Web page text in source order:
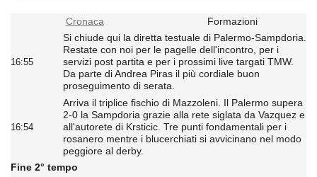
Cronaca Formazioni
16:55
Si chiude qui la diretta testuale di Palermo-Sampdoria.
Restate con noi per le pagelle dell'incontro, per i
servizi post partita e per i prossimi live targati TMW.
Da parte di Andrea Piras il più cordiale buon
proseguimento di serata.
16:54
Arriva il triplice fischio di Mazzoleni. Il Palermo supera
2-0 la Sampdoria grazie alla rete siglata da Vazquez e
all'autorete di Krsticic. Tre punti fondamentali per i
rosanero mentre i blucerchiati si avvicinano nel modo
peggiore al derby.
Fine 2° tempo